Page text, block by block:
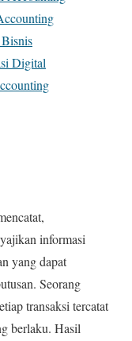
Digital
informasi
yang dapat
Seorang
transaksi tercatat
berlaku. Hasil